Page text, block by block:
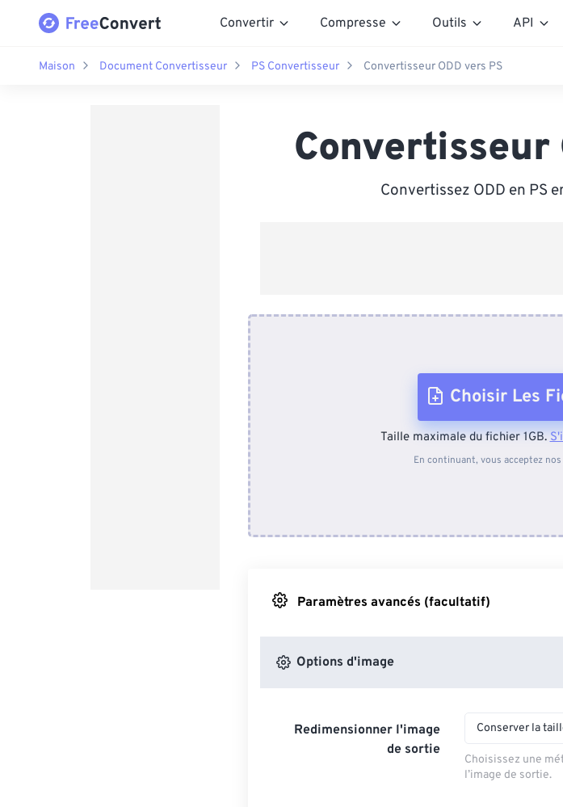
Convertir Compresse Outils API
Maison Document Convertisseur PS Convertisseur Convertisseur ODD vers PS
Convertisseur
Convertissez ODD en PS
Choisir Les
Depuis
Taille maximale du fichier 1GB.
En continuant, vous acceptez nos
Paramètres avancés (facultatif)
Options d'image
Redimensionner l'image
de sortie
Conserver la
Choisissez une
l’image de sortie.